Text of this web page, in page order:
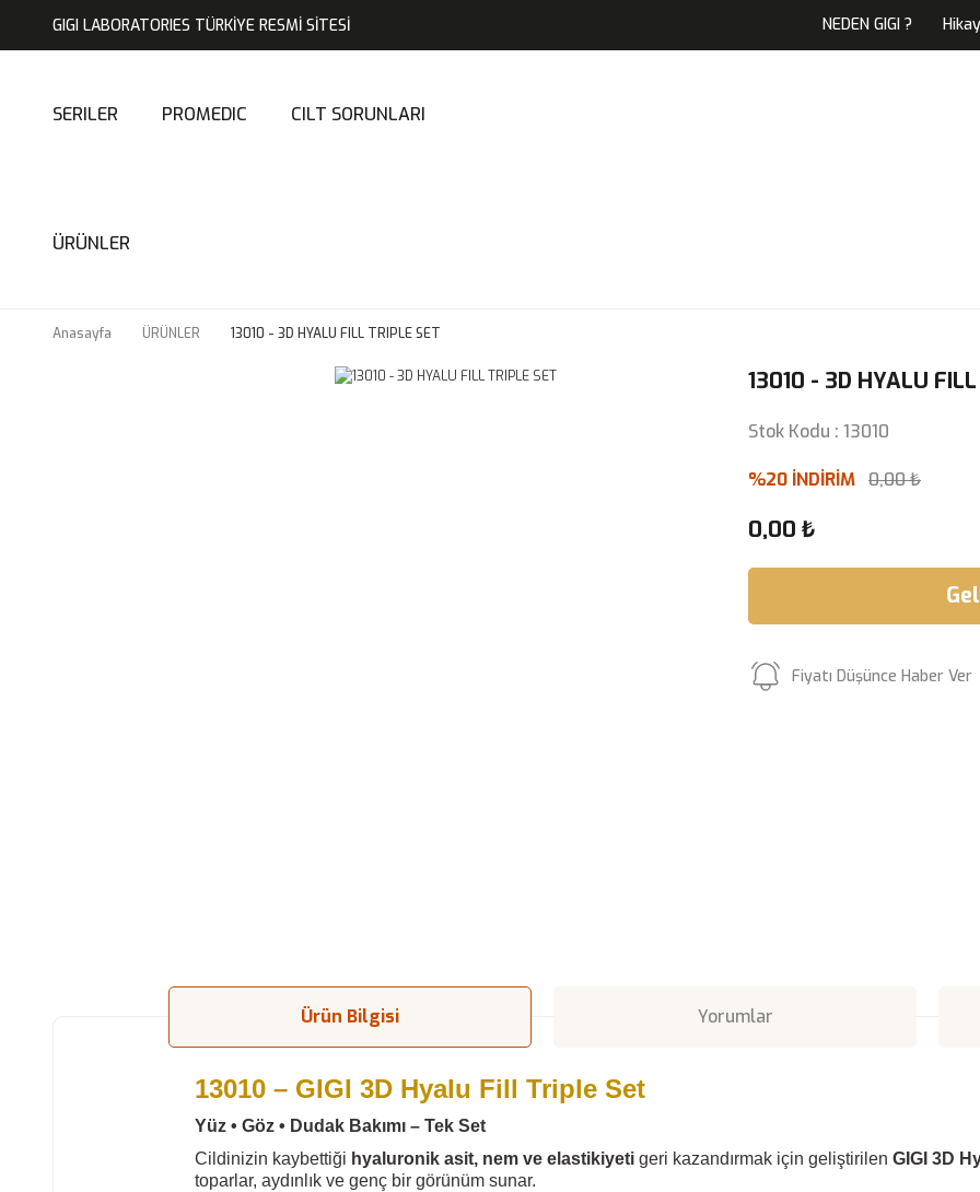
GIGI LABORATORIES TÜRKİYE RESMİ SİTESİ NEDEN GIGI ?
SERILER PROMEDIC CILT SORUNLARI
ÜRÜNLER
Anasayfa ÜRÜNLER 13010 - 3D HYALU FILL TRIPLE SET
13010 - 3D HYALU
Stok Kodu : 13010
%20 İNDİRİM 0,00 ₺
0,00 ₺
Fiyatı Düşünce Haber Ver
Ürün Bilgisi Yorumlar
13010 – GIGI 3D Hyalu Fill Triple Set
Yüz • Göz • Dudak Bakımı – Tek Set
Cildinizin kaybettiği hyaluronik asit, nem ve elastikiyeti geri kazandırmak için geliştirilen GIGI 3D
toparlar, aydınlık ve genç bir görünüm sunar.